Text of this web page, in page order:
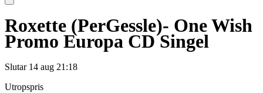
Roxette (PerGessle)- One Wish
Promo Europa CD Singel
Slutar 14 aug 21:18
Utropspris